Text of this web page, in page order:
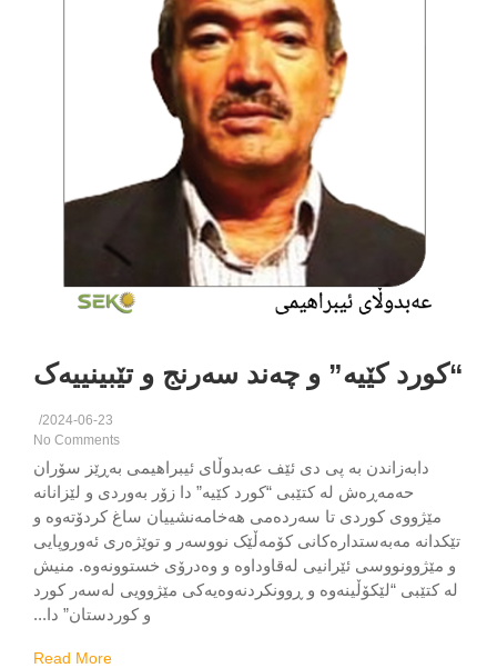
کێیە” و چەند سەرنج و تێبینییەک
2024-06-23
/
No Comments
دابەزاندن بە پی دی ئێف عەبدوڵای ئیبراهیمی بەڕێز سۆران
حەمەڕەش لە کتێبی “کورد کێیە” دا زۆر بەوردی و لێزانانە
کوردی تا سەردەمی هەخامەنشییان ساغ کردۆتەوە و
مەبەستدارەکانی کۆمەڵێک نووسەر و توێژەری ئەوروپایی
ئێرانیی لەقاوداوە و وەدرۆی خستوونەوە. منیش
“لێکۆڵینەوە و ڕوونکردنەوەیەکی مێژوویی لەسەر کورد
و کوردستان” دا...
Read More